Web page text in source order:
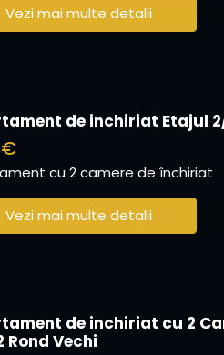
Vezi mai multe detalii
de inchiriat Etajul
cu 2 camere de închiriat
Vezi mai multe detalii
de inchiriat cu 2
Rond Vechi